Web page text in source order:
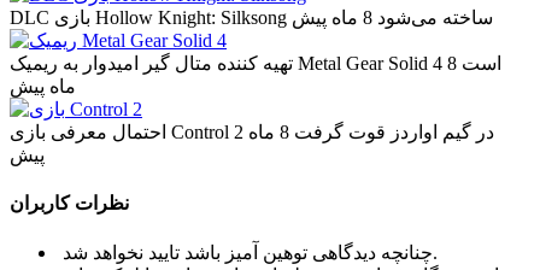
DLC بازی Hollow Knight: Silksong ساخته می‌شود 8 ماه پیش
تهیه کننده متال گیر امیدوار به ریمیک Metal Gear Solid 4 است 8
ماه پیش
احتمال معرفی بازی Control 2 در گیم اواردز قوت گرفت
8 ماه
پیش
نظرات کاربران
چنانچه دیدگاهی توهین آمیز باشد تایید نخواهد شد.